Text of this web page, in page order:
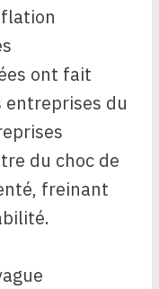
ont fait
du
du choc de
freinant